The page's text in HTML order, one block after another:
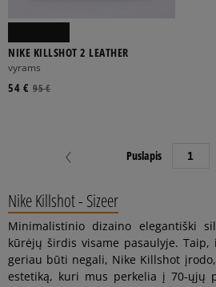
NIKE KILLSHOT 2 LEATHER
vyrams
95 €
54 €
Puslapis
Nike Killshot - Sizeer
Minimalistinio dizaino elegantiški
kūrėjų širdis visame pasaulyje.
geriau būti negali, Nike Killshot
estetiką, kuri mus perkelia į 70-ųjų